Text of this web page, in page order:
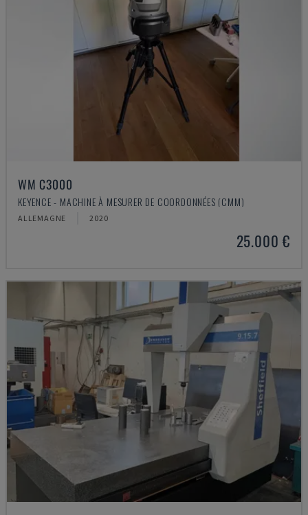
WM C3000
KEYENCE - MACHINE À MESURER DE COORDONNÉES (CMM)
ALLEMAGNE 2020
25.000 €